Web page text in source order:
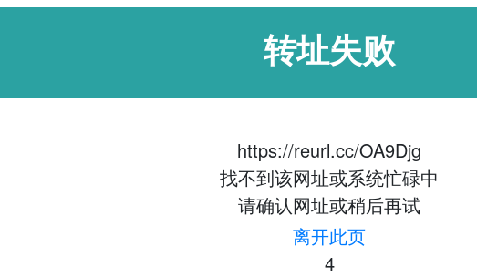
转址失败
https://reurl.cc/OA9Djg
找不到该网址或系统忙碌中
请确认网址或稍后再试
离开此页
4